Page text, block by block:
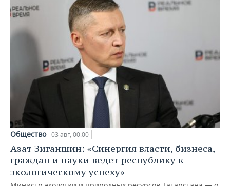
Общество 03 авг, 00:00
Азат Зиганшин: «Синергия власти, бизнеса,
граждан и науки ведет республику к
экологическому успеху»